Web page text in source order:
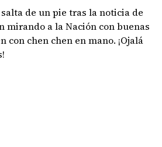
de un pie tras la noticia de
mirando a la Nación con buenas
con chen chen en mano. ¡Ojalá